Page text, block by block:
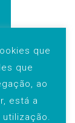
que
que
ao
está a